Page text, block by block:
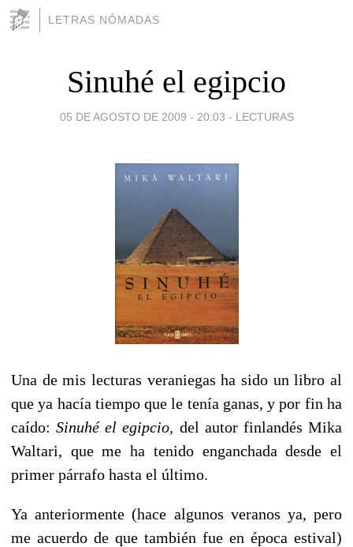
LETRAS NÓMADAS
Sinuhé el egipcio
05 DE AGOSTO DE 2009 - 20:03 - LECTURAS
Una de mis lecturas veraniegas ha sido un libro al
que ya hacía tiempo que le tenía ganas, y por fin ha
caído:Sinuhé el egipcio, del autor finlandés Mika
Waltari, que me ha tenido enganchada desde el
primer párrafo hasta el último.
Ya anteriormente (hace algunos veranos ya, pero
me acuerdo de que también fue en época estival)